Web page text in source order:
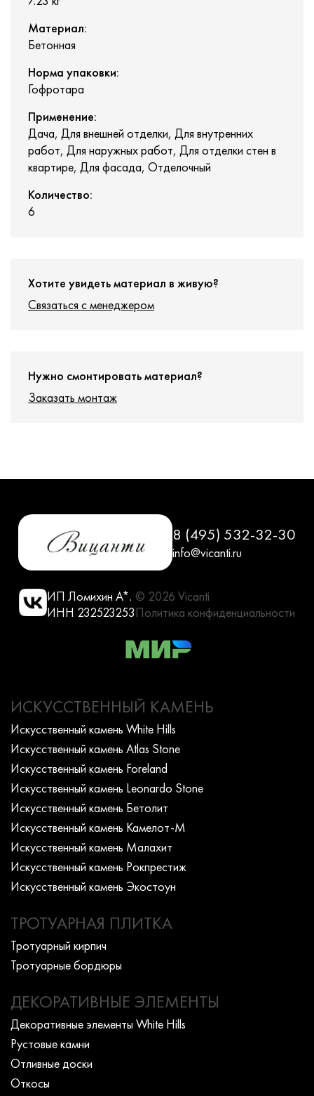
Материал:
Бетонная
Норма упаковки:
Гофротара
Применение:
Дача, Для внешней отделки, Для внутренних
работ, Для наружных работ, Для отделки стен в
квартире, Для фасада, Отделочный
Количество:
6
Хотите увидеть материал в живую?
Связаться с менеджером
Нужно смонтировать материал?
Заказать монтаж
8 (495) 532-32-30
info@vicanti.ru
ИП Ломихин А*.
ИНН 232523253
© 2026 Vicanti
Политика конфиденциальности
ИСКУССТВЕННЫЙ КАМЕНЬ
Искусcтвенный камень White Hills
Искусcтвенный камень Atlas Stone
Искусcтвенный камень Foreland
Искусcтвенный камень Leonardo Stone
Искусcтвенный камень Бетолит
Искусcтвенный камень Камелот-М
Искусcтвенный камень Малахит
Искусcтвенный камень Рокпрестиж
Искусcтвенный камень Экостоун
ТРОТУАРНАЯ ПЛИТКА
Тротуарный кирпич
Тротуарные бордюры
ДЕКОРАТИВНЫЕ ЭЛЕМЕНТЫ
Декоративные элементы White Hills
Рустовые камни
Отливные доски
Откосы